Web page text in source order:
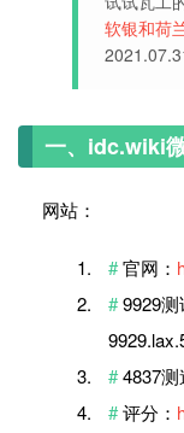
软银和荷
一、idc.wiki
网站：
官网：
9929
4837
评分：